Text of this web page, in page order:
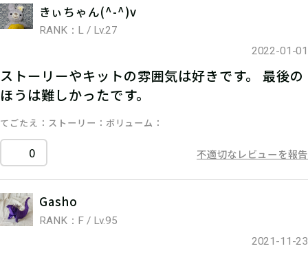
きぃちゃん(^-^)v
RANK：L / Lv.27
2022-01-01
ストーリーやキットの雰囲気は好きです。 最後の
ほうは難しかったです。
てごたえ ストーリー ボリューム
0 不適切なレビューを報告
Gasho
RANK：F / Lv.95
2021-11-23